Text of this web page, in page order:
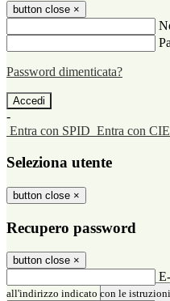
button close ×
Password dimenticata?
-
Entra con SPID Entra con CIE
Seleziona utente
button close ×
Recupero password
button close ×
all'indirizzo indicato con le istruzioni